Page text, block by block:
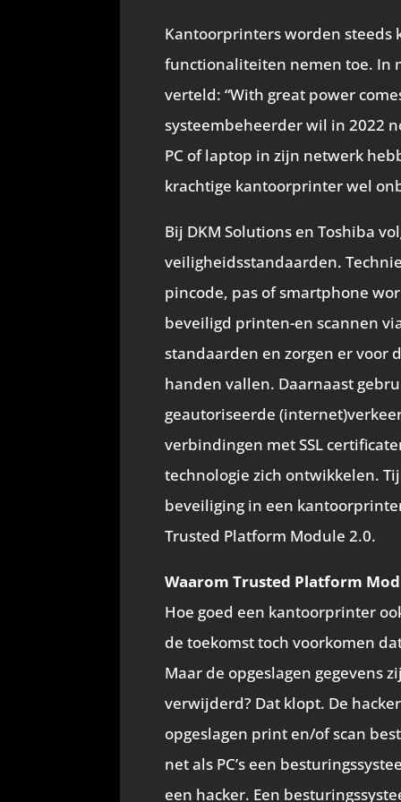
Kantoorprinters worden
functionaliteiten nemen toe. In
verteld: “With great power
systeembeheerder wil in 2022
PC of laptop in zijn netwerk
krachtige kantoorprinter wel
Bij DKM Solutions en Toshiba
veiligheidsstandaarden.
pincode, pas of smartphone
beveiligd printen-en scannen
standaarden en zorgen er voor
handen vallen. Daarnaast
geautoriseerde
verbindingen met SSL
technologie zich ontwikkelen.
beveiliging in een
Trusted Platform Module 2.0.
Waarom Trusted Platform
Hoe goed een kantoorprinter
de toekomst toch voorkomen
Maar de opgeslagen gegevens
verwijderd? Dat klopt. De
opgeslagen print en/of scan
net als PC’s een
een hacker. Een